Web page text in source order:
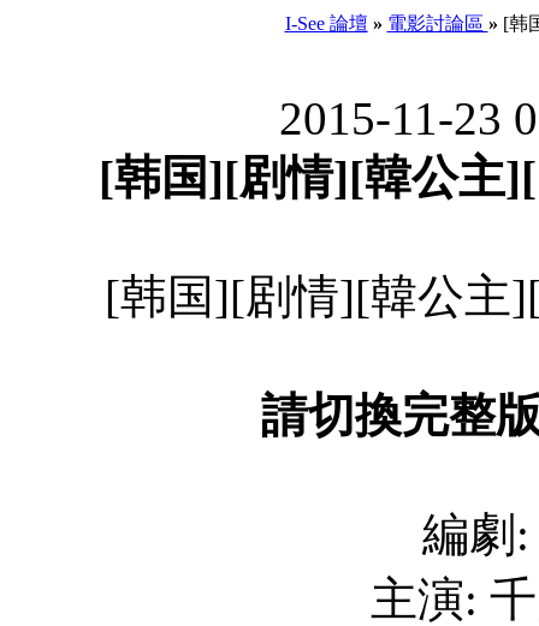
I-See 論壇 » 電影討論區 » [韩
2015-11-23
[韩国][剧情][韓公主
[韩国][剧情][韓公主
請切換完整
編劇:
主演: